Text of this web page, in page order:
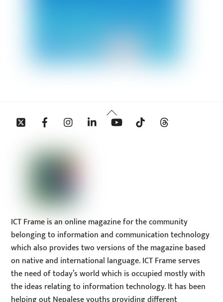
Back
To
Twitter Facebook InstagramLinkedin YouTube Tiktok
ICT Frame is an online magazine for the community
belonging to information and communication technology
which also provides two versions of the magazine based
on native and international language. ICT Frame serves
the need of today’s world which is occupied mostly with
the ideas relating to information technology. It has been